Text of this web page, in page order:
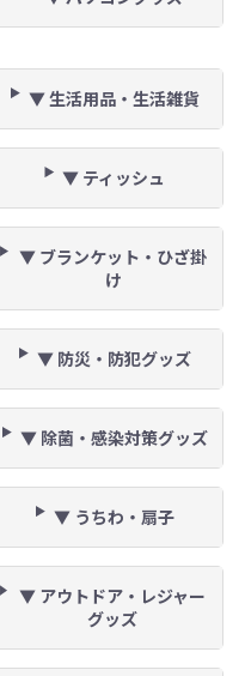
▼ 生活用品・生活雑貨
▼ ティッシュ
▼ ブランケット・ひざ掛
け
▼ 防災・防犯グッズ
▼ 除菌・感染対策グッズ
▼ うちわ・扇子
▼ アウトドア・レジャー
グッズ